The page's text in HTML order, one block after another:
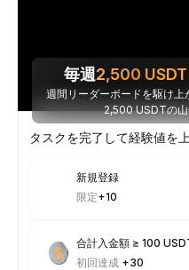
毎週2,500 USDT
週間リーダーボードを駆け
2,500 USDTの山
タスクを完了して経験値を
新規登録
限定+10
合計入金額 ≥ 100
初回達成 +30